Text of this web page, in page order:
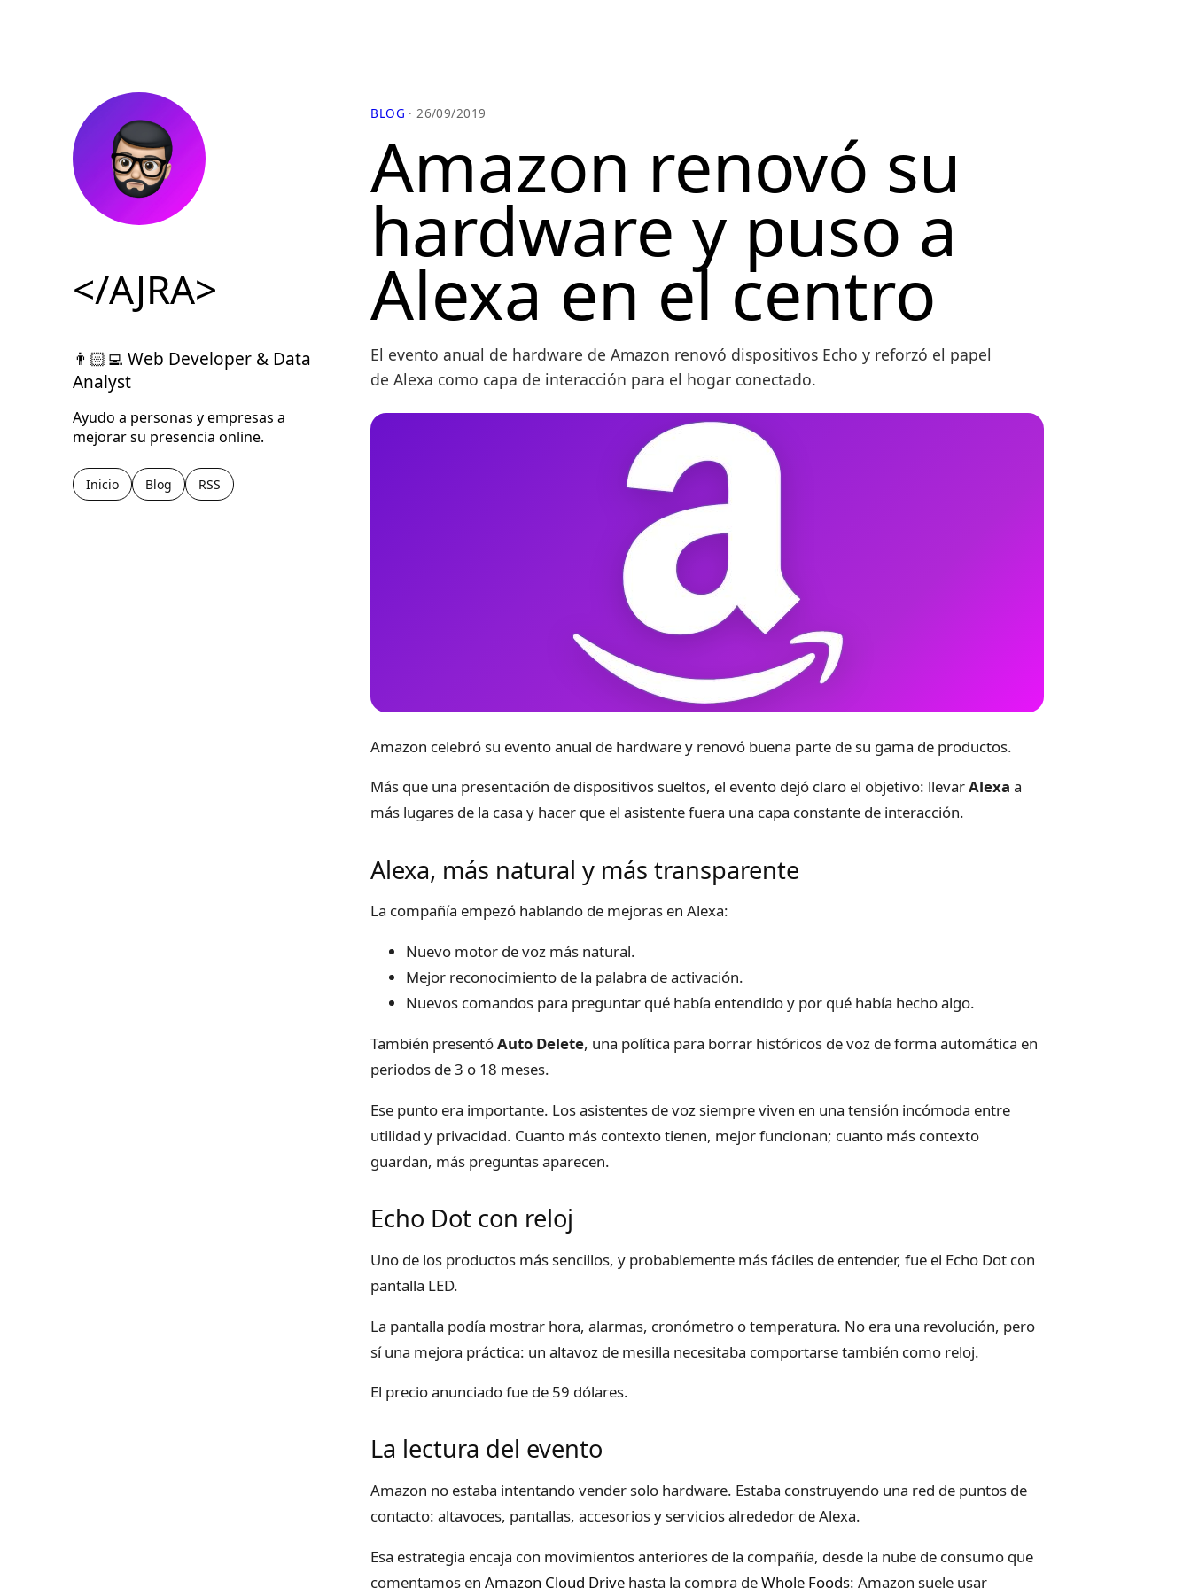
</AJRA>
👨🏻‍💻 Web Developer & Data
Analyst
Ayudo a personas y empresas a
mejorar su presencia online.
Inicio Blog RSS
BLOG · 26/09/2019
Amazon renovó su
hardware y puso a
Alexa en el centro
El evento anual de hardware de Amazon renovó dispositivos Echo y reforzó el papel
de Alexa como capa de interacción para el hogar conectado.
Amazon celebró su evento anual de hardware y renovó buena parte de su gama de productos.
Más que una presentación de dispositivos sueltos, el evento dejó claro el objetivo: llevarAlexa a
más lugares de la casa y hacer que el asistente fuera una capa constante de interacción.
Alexa, más natural y más transparente
La compañía empezó hablando de mejoras en Alexa:
Nuevo motor de voz más natural.
Mejor reconocimiento de la palabra de activación.
Nuevos comandos para preguntar qué había entendido y por qué había hecho algo.
También presentóAuto Delete, una política para borrar históricos de voz de forma automática en
periodos de 3 o 18 meses.
Ese punto era importante. Los asistentes de voz siempre viven en una tensión incómoda entre
utilidad y privacidad. Cuanto más contexto tienen, mejor funcionan; cuanto más contexto
guardan, más preguntas aparecen.
Echo Dot con reloj
Uno de los productos más sencillos, y probablemente más fáciles de entender, fue el Echo Dot con
pantalla LED.
La pantalla podía mostrar hora, alarmas, cronómetro o temperatura. No era una revolución, pero
sí una mejora práctica: un altavoz de mesilla necesitaba comportarse también como reloj.
El precio anunciado fue de 59 dólares.
La lectura del evento
Amazon no estaba intentando vender solo hardware. Estaba construyendo una red de puntos de
contacto: altavoces, pantallas, accesorios y servicios alrededor de Alexa.
Esa estrategia encaja con movimientos anteriores de la compañía, desde la nube de consumo que
comentamos enAmazon Cloud Drive hasta la compra deWhole Foods: Amazon suele usar